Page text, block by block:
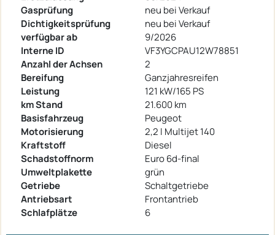
Gasprüfung
neu bei Verkauf
Dichtigkeitsprüfung
neu bei Verkauf
verfügbar ab
9/2026
Interne ID
VF3YGCPAU12W78851
Anzahl der Achsen
2
Bereifung
Ganzjahresreifen
Leistung
121 kW/165 PS
km Stand
21.600 km
Basisfahrzeug
Peugeot
Motorisierung
2,2 l Multijet 140
Kraftstoff
Diesel
Schadstoffnorm
Euro 6d-final
Umweltplakette
grün
Getriebe
Schaltgetriebe
Antriebsart
Frontantrieb
Schlafplätze
6